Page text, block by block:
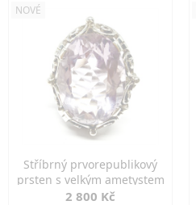
NOVÉ
Stříbrný prvorepublikový
prsten s velkým ametystem
2 800 Kč